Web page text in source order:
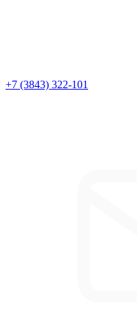
+7 (3843) 322-101